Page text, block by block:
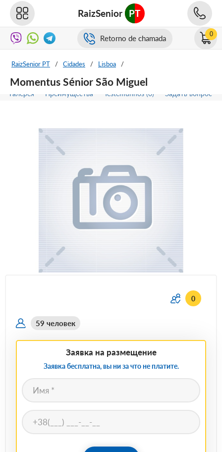
RaizSenior PT
Retorno de chamada 0
RaizSenior PT / Cidades / Lisboa /
Momentus Sénior São Miguel
Галерея Преимущества Testemunhos (0) Задать вопрос
0
59 человек
Заявка на размещение
Заявка бесплатна, вы ни за что не платите.